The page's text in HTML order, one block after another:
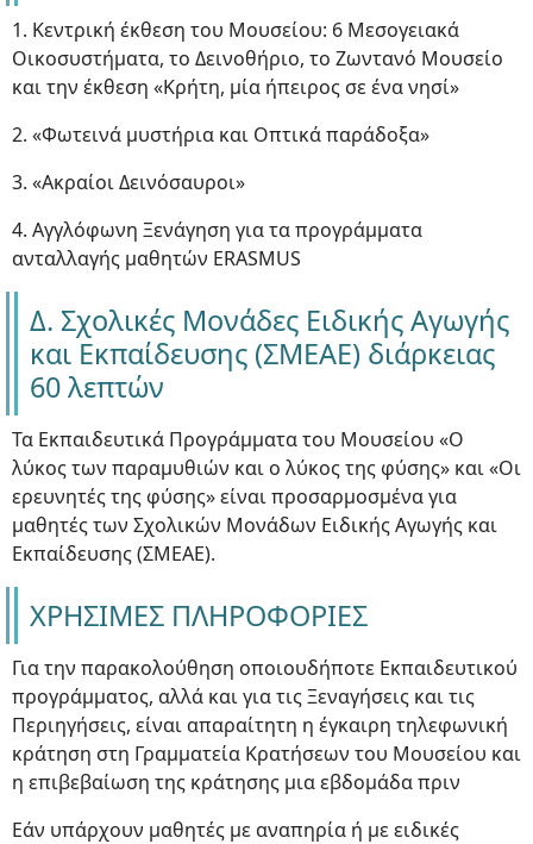
1. Κεντρική έκθεση του Μουσείου: 6 Μεσογειακά
Οικοσυστήματα, το Δεινοθήριο, το Ζωντανό Μουσείο
και την έκθεση «Κρήτη, μία ήπειρος σε ένα νησί»
2. «Φωτεινά μυστήρια και Οπτικά παράδοξα»
3. «Ακραίοι Δεινόσαυροι»
4. Αγγλόφωνη Ξενάγηση για τα προγράμματα
ανταλλαγής μαθητών ERASMUS
Δ. Σχολικές Μονάδες Ειδικής Αγωγής
και Εκπαίδευσης (ΣΜΕΑΕ) διάρκειας
60 λεπτών
Τα Εκπαιδευτικά Προγράμματα του Μουσείου «Ο
λύκος των παραμυθιών και ο λύκος της φύσης» και «Οι
ερευνητές της φύσης» είναι προσαρμοσμένα για
μαθητές των Σχολικών Μονάδων Ειδικής Αγωγής και
Εκπαίδευσης (ΣΜΕΑΕ).
ΧΡΗΣΙΜΕΣ ΠΛΗΡΟΦΟΡΙΕΣ
Για την παρακολούθηση οποιουδήποτε Εκπαιδευτικού
προγράμματος, αλλά και για τις Ξεναγήσεις και τις
Περιηγήσεις, είναι απαραίτητη η έγκαιρη τηλεφωνική
κράτηση στη Γραμματεία Κρατήσεων του Μουσείου και
η επιβεβαίωση της κράτησης μια εβδομάδα πριν
Εάν υπάρχουν μαθητές με αναπηρία ή με ειδικές